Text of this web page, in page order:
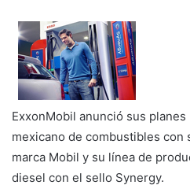
ExxonMobil anunció sus
mexicano de combustibles con
marca Mobil y su línea de
diesel con el sello Synergy.